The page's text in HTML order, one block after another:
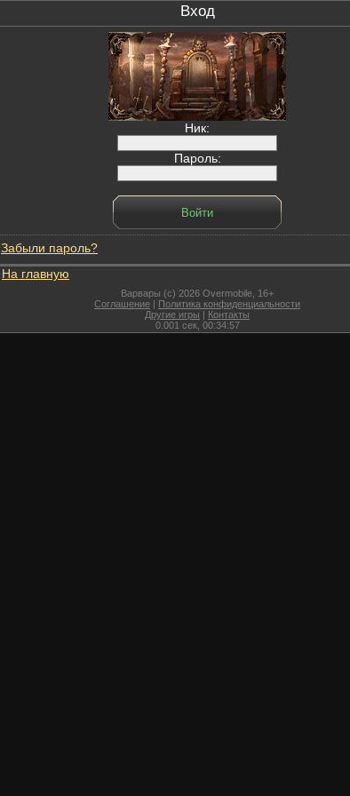
Вход
Ник:
Пароль:
Забыли пароль?
На главную
Варвары (c) 2026 Overmobile, 16+
Соглашение | Политика конфиденциальности
Другие игры | Контакты
0.001 сек, 00:34:57